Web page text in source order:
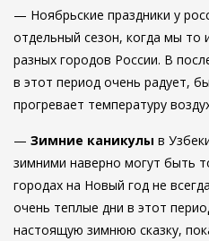
— Ноябрьские праздники у
отдельный сезон, когда мы то
разных городов России. В
в этот период очень радует,
прогревает температуру
— Зимние каникулы в
зимними наверно могут быть
городах на Новый год не
очень теплые дни в этот
настоящую зимнюю сказку,